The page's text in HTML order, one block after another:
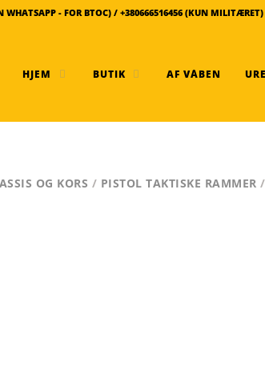
WHATSAPP - FOR BTOC) / +380666516456 (KUN MILITÆRET)
HJEM BUTIK AF VÅBEN URE
OG KORS / PISTOL TAKTISKE RAMMER /